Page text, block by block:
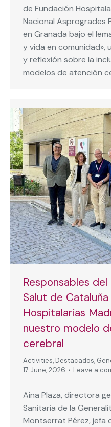
de Fundación
Nacional Asprogrades
en Granada bajo el
y vida en comunidad»,
y reflexión sobre la
modelos de atención
Responsables
Salut de
Hospitalarias
nuestro modelo
cerebral
Activities, Destacados,
17 June, 2026
Leave a
Aina Plaza, directora
Sanitaria de la
Montserrat Pérez, jefa